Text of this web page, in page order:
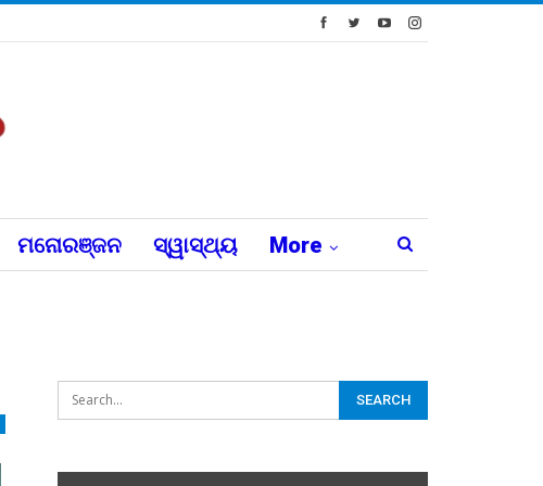
ମନୋରଞ୍ଜନ ସ୍ୱାସ୍ଥ୍ୟ More